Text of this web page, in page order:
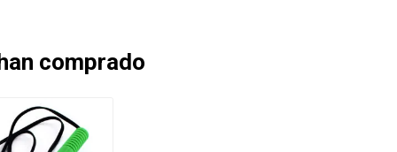
comprado